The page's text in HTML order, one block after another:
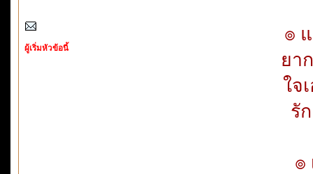
ผู้เริ่มหัวข้อนี้
๏
ยา
ใจ
รั
๏